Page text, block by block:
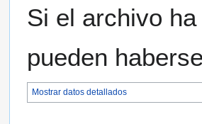
Si el archivo
pueden
Mostrar datos detallados